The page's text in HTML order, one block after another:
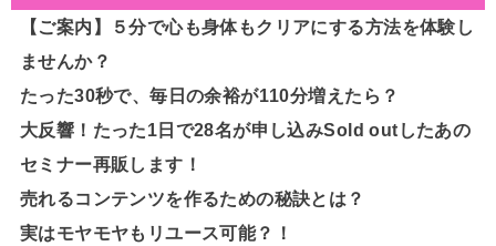
【ご案内】５分で心も身体もクリアにする方法を体験し
ませんか？
たった30秒で、毎日の余裕が110分増えたら？
大反響！たった1日で28名が申し込みSold outしたあの
セミナー再販します！
売れるコンテンツを作るための秘訣とは？
実はモヤモヤもリユース可能？！